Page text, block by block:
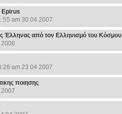
Epirus
am 30 04 2007
από τον Ελληνισμό του Κόσμου
am 23 04 2007
ποιησης